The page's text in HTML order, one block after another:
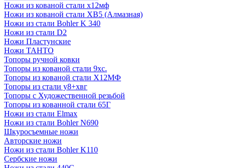
Ножи из кованой стали х12мф
Ножи из кованой стали ХВ5 (Алмазная)
Ножи из стали Bohler K 340
Ножи из стали D2
Ножи Пластунские
Ножи ТАНТО
Топоры ручной ковки
Топоры из кованой стали 9хс.
Топоры из кованой стали Х12МФ
Топоры из стали у8+хвг
Топоры с Художественной резьбой
Топоры из кованной стали 65Г
Ножи из стали Elmax
Ножи из стали Bohler N690
Шкуросъемные ножи
Авторские ножи
Ножи из стали Bohler K110
Сербские ножи